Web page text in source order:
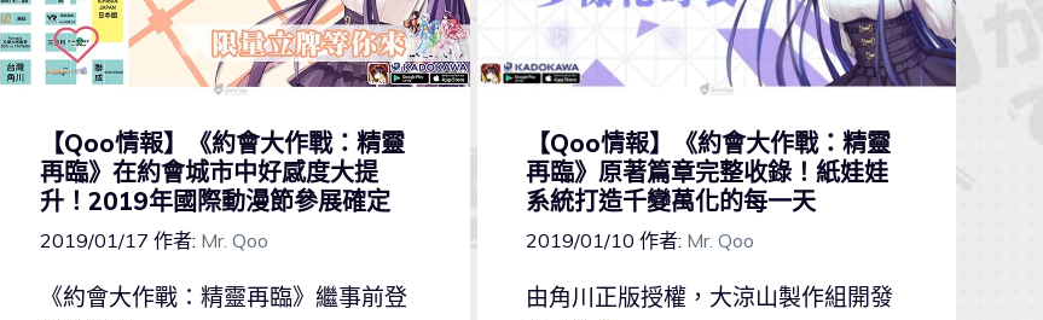
【Qoo情報】《約會大作戰：精靈
再臨》在約會城市中好感度大提
升！2019年國際動漫節參展確定
2019/01/17 作者: Mr. Qoo
《約會大作戰：精靈再臨》繼事前登
【Qoo情報】《約會大作戰：精靈
再臨》原著篇章完整收錄！紙娃娃
系統打造千變萬化的每一天
2019/01/10 作者: Mr. Qoo
由角川正版授權，大涼山製作組開發